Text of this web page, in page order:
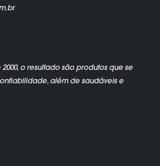
o resultado são produtos que se
além de saudáveis e